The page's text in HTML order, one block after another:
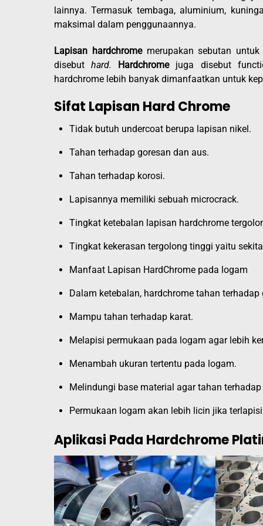
lainnya. Termasuk tembaga, aluminium,
maksimal dalam penggunaannya.
Lapisan hardchromemerupakan sebutan
disebuthard. Hardchromejuga disebut
hardchrome lebih banyak dimanfaatkan untuk
Sifat Lapisan Hard Chrome
Tidak butuh undercoat berupa lapisan nikel.
Tahan terhadap goresan dan aus.
Tahan terhadap korosi.
Lapisannya memiliki sebuah microcrack.
Tingkat ketebalan lapisan hardchrome
Tingkat kekerasan tergolong tinggi yaitu
Manfaat Lapisan HardChrome pada logam
Dalam ketebalan, hardchrome tahan terhadap
Mampu tahan terhadap karat.
Melapisi permukaan pada logam agar lebih
Menambah ukuran tertentu pada logam.
Melindungi base material agar tahan
Permukaan logam akan lebih licin jika
Aplikasi Pada Hardchrome